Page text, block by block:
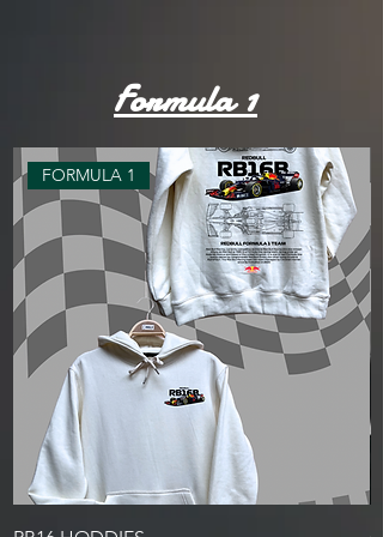
FORMULA 1
Formula 1